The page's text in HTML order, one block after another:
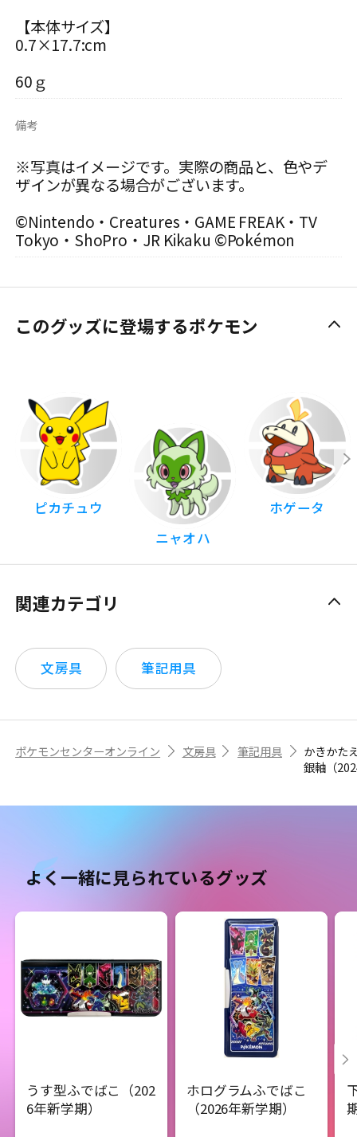
【本体サイズ】
0.7×17.7:cm
60ｇ
備考
※写真はイメージです。実際の商品と、色やデ
ザインが異なる場合がございます。
©Nintendo・Creatures・GAME FREAK・TV
Tokyo・ShoPro・JR Kikaku ©Pokémon
このグッズに登場するポケモン
ピカチュウ
ニャオハ
ホゲータ
関連カテゴリ
文房具 筆記用具
ポケモンセンターオンライン 文房具 筆記用具
かきか
銀軸（
よく一緒に見られているグッズ
うす型ふでばこ（202
6年新学期）
ホログラムふでばこ
（2026年新学期）